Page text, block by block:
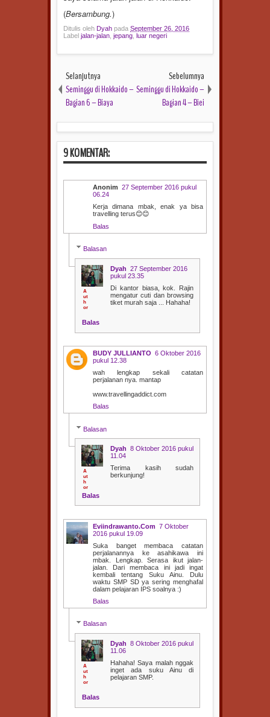
(Bersambung.)
Ditulis oleh Dyah pada September 26, 2016
Label jalan-jalan, jepang, luar negeri
Selanjutnya
Seminggu di Hokkaido –
Bagian 6 – Biaya
Sebelumnya
Seminggu di Hokkaido –
Bagian 4 – Biei
9 KOMENTAR:
Anonim 27 September 2016 pukul
06.24
Kerja dimana mbak, enak ya bisa
travelling terus😊😊
Balas
Balasan
Dyah 27 September 2016
pukul 23.35
Di kantor biasa, kok. Rajin
mengatur cuti dan browsing
tiket murah saja ... Hahaha!
Balas
BUDY JULLIANTO 6 Oktober 2016
pukul 12.38
wah lengkap sekali catatan
perjalanan nya. mantap
www.travellingaddict.com
Balas
Balasan
Dyah 8 Oktober 2016 pukul
11.04
Terima kasih sudah
berkunjung!
Balas
Eviindrawanto.Com 7 Oktober
2016 pukul 19.09
Suka banget membaca catatan
perjalanannya ke asahikawa ini
mbak. Lengkap. Serasa ikut jalan-
jalan. Dari membaca ini jadi ingat
kembali tentang Suku Ainu. Dulu
waktu SMP SD ya sering menghafal
dalam pelajaran IPS soalnya :)
Balas
Balasan
Dyah 8 Oktober 2016 pukul
11.06
Hahaha! Saya malah nggak
inget ada suku Ainu di
pelajaran SMP.
Balas